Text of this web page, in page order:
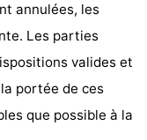
annulées, les
Les parties
valides et
portée de ces
que possible à la